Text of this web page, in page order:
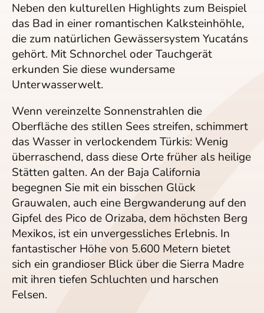
Neben den kulturellen Highlights zum Beispiel
das Bad in einer romantischen Kalksteinhöhle,
die zum natürlichen Gewässersystem Yucatáns
gehört. Mit Schnorchel oder Tauchgerät
erkunden Sie diese wundersame
Unterwasserwelt.
Wenn vereinzelte Sonnenstrahlen die
Oberfläche des stillen Sees streifen, schimmert
das Wasser in verlockendem Türkis: Wenig
überraschend, dass diese Orte früher als heilige
Stätten galten. An der Baja California
begegnen Sie mit ein bisschen Glück
Grauwalen, auch eine Bergwanderung auf den
Gipfel des Pico de Orizaba, dem höchsten Berg
Mexikos, ist ein unvergessliches Erlebnis. In
fantastischer Höhe von 5.600 Metern bietet
sich ein grandioser Blick über die Sierra Madre
mit ihren tiefen Schluchten und harschen
Felsen.